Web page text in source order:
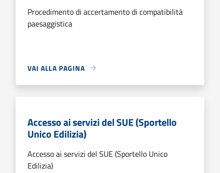
Procedimento di accertamento di compatibilità
paesaggistica
VAI ALLA PAGINA
Accesso ai servizi del SUE (Sportello
Unico Edilizia)
Accesso ai servizi del SUE (Sportello Unico
Edilizia)